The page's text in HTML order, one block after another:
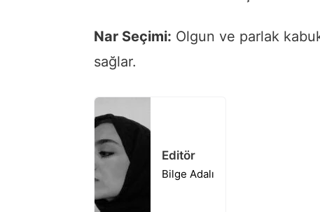
Nar Seçimi: Olgun ve parlak
sağlar.
Editör
Bilge Adalı